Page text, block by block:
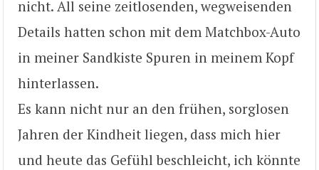
nicht. All seine zeitlosenden, wegweisenden
Details hatten schon mit dem Matchbox-Auto
in meiner Sandkiste Spuren in meinem Kopf
hinterlassen.
Es kann nicht nur an den frühen, sorglosen
Jahren der Kindheit liegen, dass mich hier
und heute das Gefühl beschleicht, ich könnte